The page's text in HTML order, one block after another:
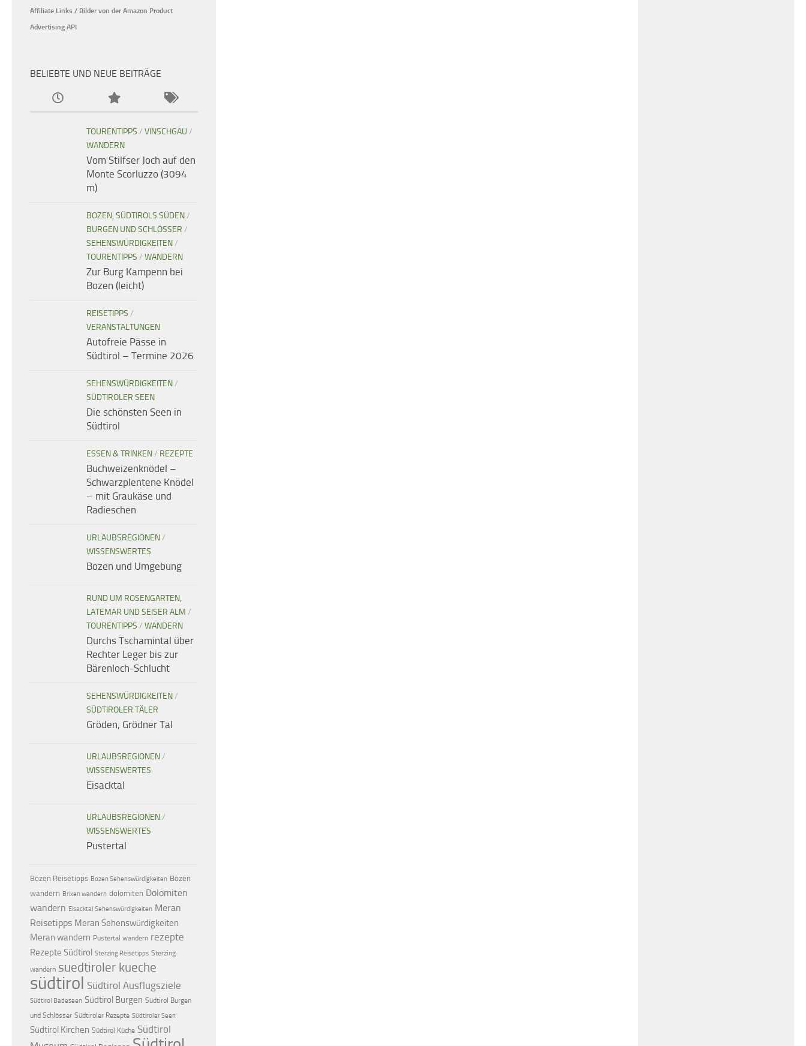
Affiliate Links / Bilder von der Amazon Product
Advertising API
BELIEBTE UND NEUE BEITRÄGE
TOURENTIPPS / VINSCHGAU /
WANDERN
Vom Stilfser Joch auf den
Monte Scorluzzo (3094
m)
BOZEN, SÜDTIROLS SÜDEN/
BURGEN UND SCHLÖSSER /
SEHENSWÜRDIGKEITEN/
TOURENTIPPS / WANDERN
Zur Burg Kampenn bei
Bozen (leicht)
REISETIPPS /
VERANSTALTUNGEN
Autofreie Pässe in
Südtirol – Termine 2026
SEHENSWÜRDIGKEITEN/
SÜDTIROLER SEEN
Die schönsten Seen in
Südtirol
ESSEN & TRINKEN/ REZEPTE
Buchweizenknödel –
Schwarzplentene Knödel
– mit Graukäse und
Radieschen
URLAUBSREGIONEN/
WISSENSWERTES
Bozen und Umgebung
RUND UM ROSENGARTEN,
LATEMAR UND SEISER ALM /
TOURENTIPPS / WANDERN
Durchs Tschamintal über
Rechter Leger bis zur
Bärenloch-Schlucht
SEHENSWÜRDIGKEITEN/
SÜDTIROLER TÄLER
Gröden, Grödner Tal
URLAUBSREGIONEN/
WISSENSWERTES
Eisacktal
URLAUBSREGIONEN/
WISSENSWERTES
Pustertal
Bozen Reisetipps Bozen Sehenswürdigkeiten Bozen
wandern Brixen wandern dolomiten Dolomiten
wandern Eisacktal Sehenswürdigkeiten Meran
Reisetipps Meran Sehenswürdigkeiten
Meran wandern Pustertal wandern rezepte
Rezepte Südtirol Sterzing Reisetipps Sterzing
wandern suedtiroler kueche
südtirol Südtirol Ausflugsziele
Südtirol Badeseen Südtirol Burgen Südtirol Burgen
und Schlösser Südtiroler Rezepte Südtiroler Seen
Südtirol Kirchen Südtirol Küche Südtirol